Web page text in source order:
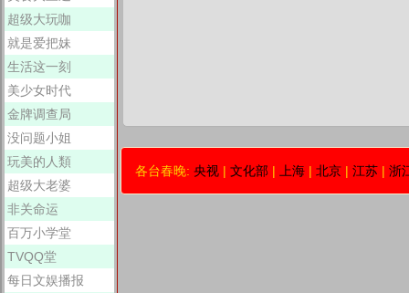
超级大玩咖
就是爱把妹
生活这一刻
美少女时代
金牌调查局
没问题小姐
玩美的人類
超级大老婆
非关命运
百万小学堂
TVQQ堂
每日文娱播报
各台春晚: 央视 | 文化部 | 上海 | 北京 | 江苏 | 浙